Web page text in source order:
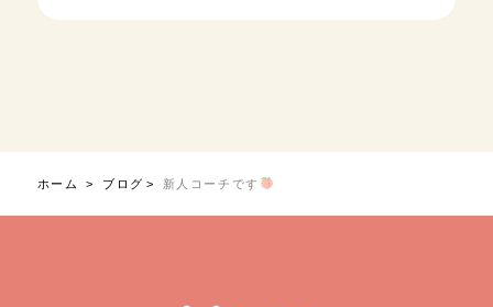
ホーム ブログ 新人コーチです